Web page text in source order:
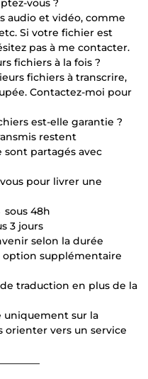
vous ?
audio et vidéo, comme
etc. Si votre fichier est
pas à me contacter.
fichiers à la fois ?
fichiers à transcrire,
Contactez-moi pour
est-elle garantie ?
restent
partagés avec
pour livrer une
48h
3 jours
selon la durée
option supplémentaire
traduction en plus de la
sur la
orienter vers un service